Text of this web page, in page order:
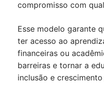
compromisso com
Esse modelo garante
ter acesso ao
financeiras ou
barreiras e tornar a
inclusão e